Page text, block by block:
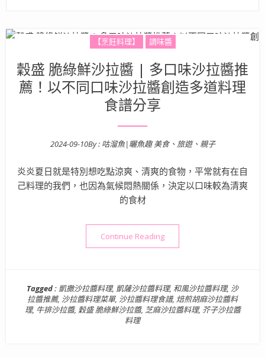
【烹飪料理】 調味醬
穀盛 脆綠鮮沙拉醬 | 多口味沙拉醬推
薦！以不同口味沙拉醬創造多道料理
食譜分享
Posted on
2024-09-10By : 咕溜魚|曬魚趣 美食、旅遊、親子
炎炎夏日就是特別想吃點涼爽、清爽的食物，平常就有在自
己料理的我們，也因為氣候悶熱關係，決定以口味較為清爽
的食材
Continue Reading“穀盛 脆綠鮮沙拉醬 | 多口味
Tagged :凱撒沙拉醬料理, 凱薩沙拉醬料理, 和風沙拉醬料理, 沙
拉醬推薦, 沙拉醬料理菜單, 沙拉醬料理食譜, 焙煎胡麻沙拉醬料
理, 牛排沙拉醬, 穀盛 脆綠鮮沙拉醬, 芝麻沙拉醬料理, 芥子沙拉醬
料理